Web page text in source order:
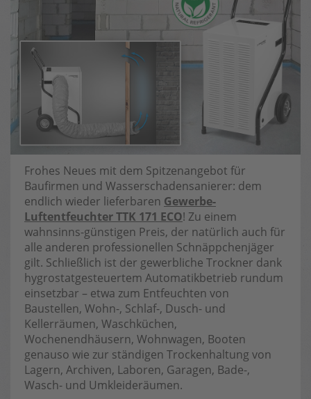
Frohes Neues mit dem Spitzenangebot für
Baufirmen und Wasserschadensanierer: dem
endlich wieder lieferbaren Gewerbe-
Luftentfeuchter TTK 171 ECO! Zu einem
wahnsinns-günstigen Preis, der natürlich auch für
alle anderen professionellen Schnäppchenjäger
gilt. Schließlich ist der gewerbliche Trockner dank
hygrostatgesteuertem Automatikbetrieb rundum
einsetzbar – etwa zum Entfeuchten von
Baustellen, Wohn-, Schlaf-, Dusch- und
Kellerräumen, Waschküchen,
Wochenendhäusern, Wohnwagen, Booten
genauso wie zur ständigen Trockenhaltung von
Lagern, Archiven, Laboren, Garagen, Bade-,
Wasch- und Umkleideräumen.